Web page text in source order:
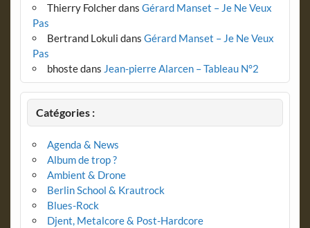
Thierry Folcherdans Gérard Manset – Je Ne Veux
Pas
Bertrand Lokuli dans Gérard Manset – Je Ne Veux
Pas
bhostedans Jean-pierre Alarcen – Tableau N°2
Catégories :
Agenda & News
Album de trop ?
Ambient & Drone
Berlin School & Krautrock
Blues-Rock
Djent, Metalcore & Post-Hardcore